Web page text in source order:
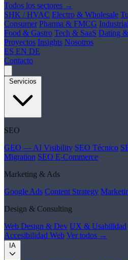
Todos los sectores →
SHK / HVAC Electro & Wholesale
Consumer Pharma & FMCG
Food & Gastro Tech & SaaS Dating
Proyectos Insights Nosotros
ES EN DE
Contacto
Servicios
SEO
GEO — AI Visibility SEO Técnico
Migration SEO E-Commerce
Marketing & Ads
Google Ads Content Strategy
Design & Consulting
Web Design & Dev UX & Usabilidad
Accesibilidad Web Ver todos →
IA